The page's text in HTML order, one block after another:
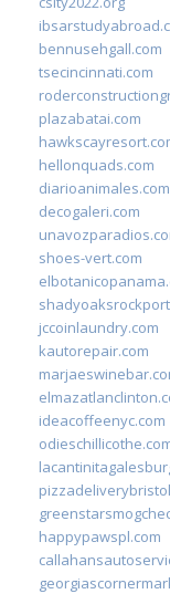
bennusehgall.com
tsecincinnati.com
plazabatai.com
hellonquads.com
diarioanimales.com
decogaleri.com
shoes-vert.com
jccoinlaundry.com
kautorepair.com
ideacoffeenyc.com
happypawspl.com